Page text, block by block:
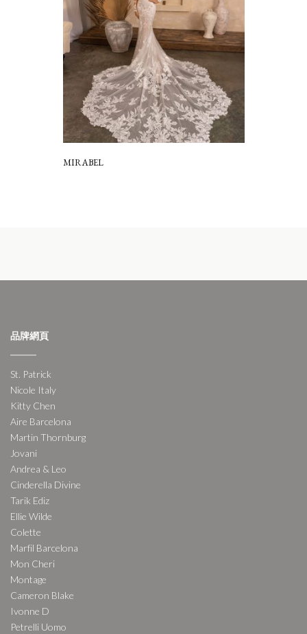
MIRABEL
品牌網頁
St. Patrick
Nicole Italy
Kitty Chen
Aire Barcelona
Martin Thornburg
Jovani
Andrea & Leo
Cinderella Divine
Tarik Ediz
Ellie Wilde
Colette
Marfil Barcelona
Mon Cheri
Montage
Cameron Blake
Ivonne D
Petrelli Uomo